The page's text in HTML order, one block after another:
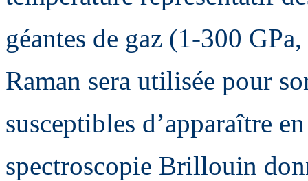
géantes de gaz (1-300
Raman sera utilisée pour
susceptibles d’apparaître
spectroscopie Brillouin